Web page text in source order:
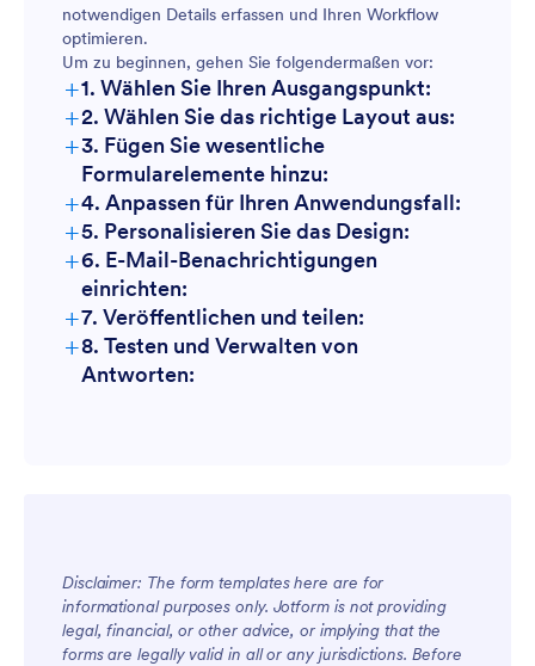
Produktfotografie-Bestellungen:
Fotoabzug-Bestellungen:
Druckaufträge:
notwendigen Details erfassen und Ihren Workflow
optimieren.
Um zu beginnen, gehen Sie folgendermaßen vor:
+1. Wählen Sie Ihren Ausgangspunkt:
+2. Wählen Sie das richtige Layout aus:
+3. Fügen Sie wesentliche
Formularelemente hinzu:
+4. Anpassen für Ihren Anwendungsfall:
+5. Personalisieren Sie das Design:
+6. E-Mail-Benachrichtigungen
einrichten:
+7. Veröffentlichen und teilen:
+8. Testen und Verwalten von
Antworten:
Disclaimer: The form templates here are for
informational purposes only. Jotform is not providing
legal, financial, or other advice, or implying that the
forms are legally valid in all or any jurisdictions. Before